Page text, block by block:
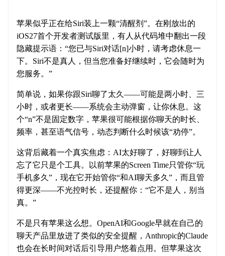
苹果似乎正在给Siri装上一颗“清醒剂”。在刚放出的
iOS27首个开发者测试版里，有人从代码堆中翻出一段
隐藏提示语：“您已与Siri对话[n]小时，请考虑休息一
下。Siri不是真人，但当您准备好继续时，它会随时为
您服务。”
简单说，如果你跟Siri聊了太久——可能是两小时、三
小时，或者更长——系统会主动弹窗，让你休息。这
个“n”不是固定数字，苹果很可能根据你聊天的时长、
频率，甚至语气信号，动态判断什么时候该“劝停”。
这背后藏着一个真实焦虑：AI太好聊了，好聊到让人
忘了它只是个工具。以前苹果的Screen Time只管你“玩
手机多久”，现在它开始管你“和AI聊天多久”，而且管
得更深——不光控时长，还提醒你：“它不是人，别当
真。”
不是只有苹果这么想。OpenAI和Google早就在自己的
聊天产品里放进了类似的安全提醒，Anthropic的Claude
也会在长时间对话后引导用户悠着点用。但苹果这次